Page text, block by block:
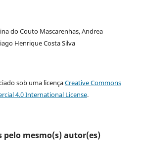
do Couto Mascarenhas, Andrea
Henrique Costa Silva
sob uma licençaCreative Commons
4.0 International License.
mesmo(s) autor(es)